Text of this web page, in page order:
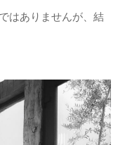
はありませんが、結